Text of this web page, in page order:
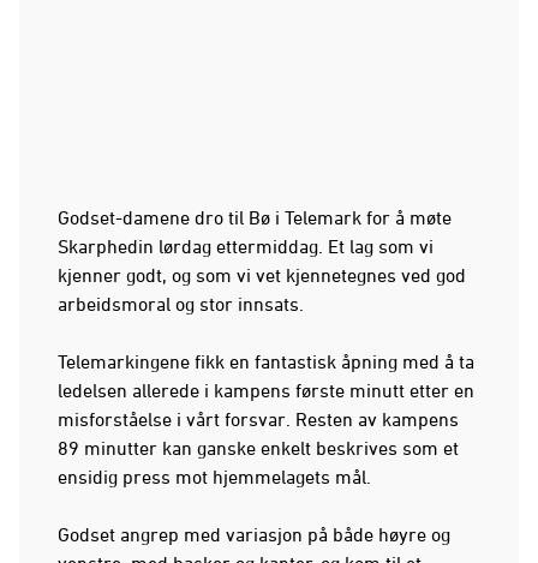
Godset-damene dro til Bø i Telemark for å møte
Skarphedin lørdag ettermiddag. Et lag som vi
kjenner godt, og som vi vet kjennetegnes ved god
arbeidsmoral og stor innsats.
Telemarkingene fikk en fantastisk åpning med å ta
ledelsen allerede i kampens første minutt etter en
misforståelse i vårt forsvar. Resten av kampens
89 minutter kan ganske enkelt beskrives som et
ensidig press mot hjemmelagets mål.
Godset angrep med variasjon på både høyre og